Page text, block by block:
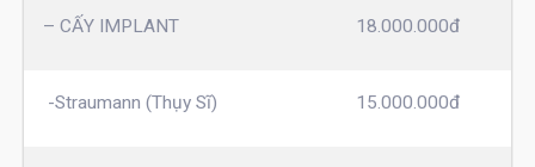
– CẤY IMPLANT 18.000.000đ
-Straumann (Thụy Sĩ) 15.000.000đ